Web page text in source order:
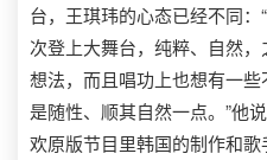
台，王琪玮的心态已经不同
次登上大舞台，纯粹、自然
想法，而且唱功上也想有一
是随性、顺其自然一点。”他
欢原版节目里韩国的制作和歌